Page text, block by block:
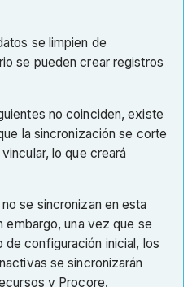
se limpien de
se pueden crear registros
no coinciden, existe
la sincronización se corte
lo que creará
se sincronizan en esta
embargo, una vez que se
configuración inicial, los
se sincronizarán
y Procore.